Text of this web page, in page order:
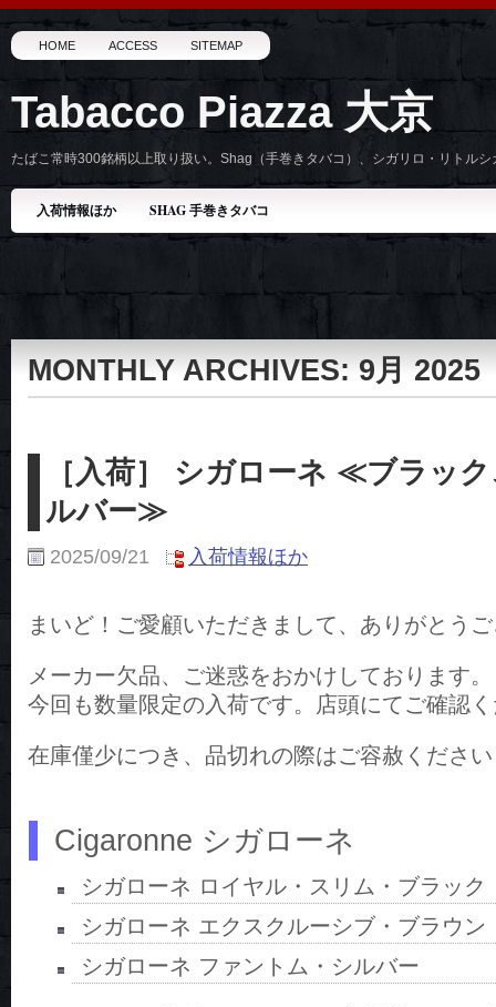
HOME ACCESS SITEMAP
Tabacco Piazza 大京
たばこ常時300銘柄以上取り扱い。Shag（手巻きタバコ）、シガリロ・リトル
入荷情報ほか SHAG 手巻きタバコ
MONTHLY ARCHIVES:9月 2025
［入荷］ シガローネ ≪ブラッ
ルバー≫
2025/09/21 入荷情報ほか
まいど！ご愛顧いただきまして、ありがとう
メーカー欠品、ご迷惑をおかけしております。
今回も数量限定の入荷です。店頭にてご確認
在庫僅少につき、品切れの際はご容赦くださ
Cigaronne シガローネ
シガローネ ロイヤル・スリム・ブラック
シガローネ エクスクルーシブ・ブラウン
シガローネ ファントム・シルバー